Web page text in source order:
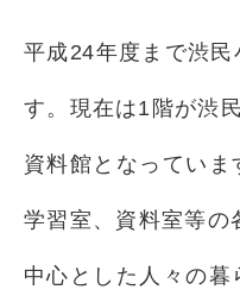
平成24年度まで渋
す。現在は1階が渋
資料館となっていま
学習室、資料室等の
中心とした人々の暮